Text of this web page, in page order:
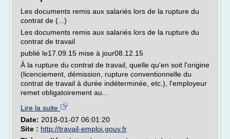
Les documents remis aux salariés lors de la rupture du
contrat de (...)
Les documents remis aux salariés lors de la rupture du
contrat de travail
publié le17.09.15 mise à jour08.12.15
À la rupture du contrat de travail, quelle qu'en soit l'origine
(licenciement, démission, rupture conventionnelle du
contrat de travail à durée indéterminée, etc.), l'employeur
remet obligatoirement au...
Lire la suite
Date: 2018-01-07 06:01:20
Site : http://travail-emploi.gouv.fr